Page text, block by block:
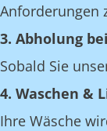
Anforderungen
3. Abholung
Sobald Sie
4. Waschen &
Ihre Wäsche